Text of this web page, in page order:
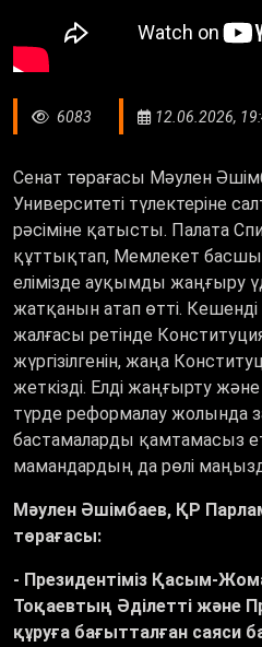
6083 12.06.2026,
Сенат төрағасы Мәулен
Университеті түлектеріне
рәсіміне қатысты. Палата
құттықтап, Мемлекет
елімізде ауқымды жаңғыру
жатқанын атап өтті.
жалғасы ретінде
жүргізілгенін, жаңа
жеткізді. Елді жаңғырту
түрде реформалау жолында
бастамаларды қамтамасыз
мамандардың да рөлі
Мәулен Әшімбаев, ҚР
төрағасы:
- Президентіміз Қасым-
Тоқаевтың Әділетті және
құруға бағытталған саяси